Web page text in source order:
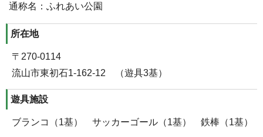
通称名：ふれあい公園
所在地
〒270-0114
流山市東初石1-162-12 （遊具3基）
遊具施設
ブランコ（1基） サッカーゴール（1基） 鉄棒（1基）